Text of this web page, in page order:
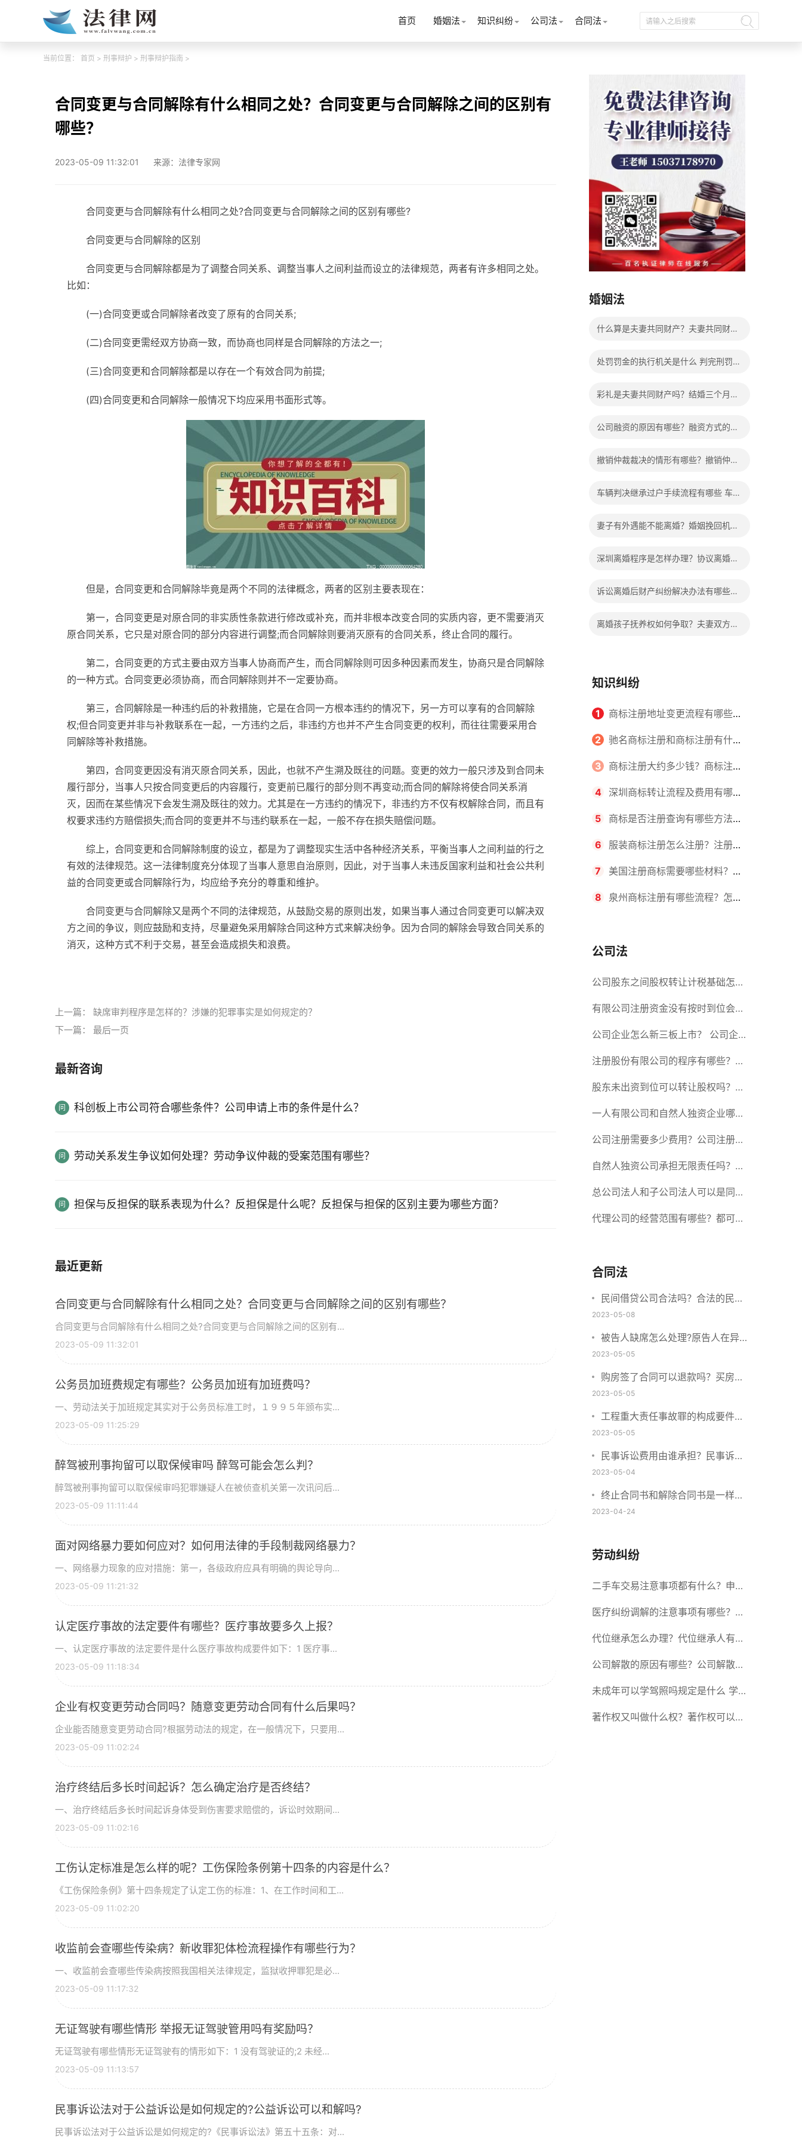
首页 婚姻法 知识纠纷 公司法 合同法
当前位置： 首页 > 刑事辩护 > 刑事辩护指南 >
合同变更与合同解除有什么相同之处？合同变更与合同解除之间的区别有
哪些？
2023-05-09 11:32:01 来源：法律专家网
合同变更与合同解除有什么相同之处?合同变更与合同解除之间的区别有哪些?
合同变更与合同解除的区别
合同变更与合同解除都是为了调整合同关系、调整当事人之间利益而设立的法律规范，两者有许多相同之处。
比如：
(一)合同变更或合同解除者改变了原有的合同关系;
(二)合同变更需经双方协商一致，而协商也同样是合同解除的方法之一;
(三)合同变更和合同解除都是以存在一个有效合同为前提;
(四)合同变更和合同解除一般情况下均应采用书面形式等。
但是，合同变更和合同解除毕竟是两个不同的法律概念，两者的区别主要表现在：
第一，合同变更是对原合同的非实质性条款进行修改或补充，而并非根本改变合同的实质内容，更不需要消灭
原合同关系，它只是对原合同的部分内容进行调整;而合同解除则要消灭原有的合同关系，终止合同的履行。
第二，合同变更的方式主要由双方当事人协商而产生，而合同解除则可因多种因素而发生，协商只是合同解除
的一种方式。合同变更必须协商，而合同解除则并不一定要协商。
第三，合同解除是一种违约后的补救措施，它是在合同一方根本违约的情况下，另一方可以享有的合同解除
权;但合同变更并非与补救联系在一起，一方违约之后，非违约方也并不产生合同变更的权利，而往往需要采用合
同解除等补救措施。
第四，合同变更因没有消灭原合同关系，因此，也就不产生溯及既往的问题。变更的效力一般只涉及到合同未
履行部分，当事人只按合同变更后的内容履行，变更前已履行的部分则不再变动;而合同的解除将使合同关系消
灭，因而在某些情况下会发生溯及既往的效力。尤其是在一方违约的情况下，非违约方不仅有权解除合同，而且有
权要求违约方赔偿损失;而合同的变更并不与违约联系在一起，一般不存在损失赔偿问题。
综上，合同变更和合同解除制度的设立，都是为了调整现实生活中各种经济关系，平衡当事人之间利益的行之
有效的法律规范。这一法律制度充分体现了当事人意思自治原则，因此，对于当事人未违反国家利益和社会公共利
益的合同变更或合同解除行为，均应给予充分的尊重和维护。
合同变更与合同解除又是两个不同的法律规范，从鼓励交易的原则出发，如果当事人通过合同变更可以解决双
方之间的争议，则应鼓励和支持，尽量避免采用解除合同这种方式来解决纷争。因为合同的解除会导致合同关系的
消灭，这种方式不利于交易，甚至会造成损失和浪费。
上一篇： 缺席审判程序是怎样的？涉嫌的犯罪事实是如何规定的？
下一篇： 最后一页
最新咨询
科创板上市公司符合哪些条件？公司申请上市的条件是什么？
劳动关系发生争议如何处理？劳动争议仲裁的受案范围有哪些？
担保与反担保的联系表现为什么？反担保是什么呢？反担保与担保的区别主要为哪些方面？
最近更新
合同变更与合同解除有什么相同之处？合同变更与合同解除之间的区别有哪些？
合同变更与合同解除有什么相同之处?合同变更与合同解除之间的区别有...
2023-05-09 11:32:01
公务员加班费规定有哪些？公务员加班有加班费吗？
一、劳动法关于加班规定其实对于公务员标准工时，１９９５年颁布实...
2023-05-09 11:25:29
醉驾被刑事拘留可以取保候审吗 醉驾可能会怎么判？
醉驾被刑事拘留可以取保候审吗犯罪嫌疑人在被侦查机关第一次讯问后...
2023-05-09 11:11:44
面对网络暴力要如何应对？如何用法律的手段制裁网络暴力？
一、网络暴力现象的应对措施：第一，各级政府应具有明确的舆论导向...
2023-05-09 11:21:32
认定医疗事故的法定要件有哪些？医疗事故要多久上报？
一、认定医疗事故的法定要件是什么医疗事故构成要件如下：1 医疗事...
2023-05-09 11:18:34
企业有权变更劳动合同吗？随意变更劳动合同有什么后果吗？
企业能否随意变更劳动合同?根据劳动法的规定，在一般情况下，只要用...
2023-05-09 11:02:24
治疗终结后多长时间起诉？怎么确定治疗是否终结？
一、治疗终结后多长时间起诉身体受到伤害要求赔偿的，诉讼时效期间...
2023-05-09 11:02:16
工伤认定标准是怎么样的呢？工伤保险条例第十四条的内容是什么？
《工伤保险条例》第十四条规定了认定工伤的标准：1、在工作时间和工...
2023-05-09 11:02:20
收监前会查哪些传染病？新收罪犯体检流程操作有哪些行为？
一、收监前会查哪些传染病按照我国相关法律规定，监狱收押罪犯是必...
2023-05-09 11:17:32
无证驾驶有哪些情形 举报无证驾驶管用吗有奖励吗？
无证驾驶有哪些情形无证驾驶有的情形如下：1 没有驾驶证的;2 未经...
2023-05-09 11:13:57
民事诉讼法对于公益诉讼是如何规定的?公益诉讼可以和解吗?
民事诉讼法对于公益诉讼是如何规定的?《民事诉讼法》第五十五条：对...
婚姻法
什么算是夫妻共同财产？夫妻共同财产
处罚罚金的执行机关是什么 判完刑罚金
彩礼是夫妻共同财产吗？结婚三个月离
公司融资的原因有哪些？融资方式的种
撤销仲裁裁决的情形有哪些？撤销仲裁
车辆判决继承过户手续流程有哪些 车辆
妻子有外遇能不能离婚？婚姻挽回机构
深圳离婚程序是怎样办理？协议离婚和
诉讼离婚后财产纠纷解决办法有哪些？
离婚孩子抚养权如何争取？夫妻双方协
知识纠纷
1 商标注册地址变更流程有哪些？
怎么提交申请书件？
2 驰名商标注册和商标注册有什么
区别？
3 商标注册大约多少钱？商标注册
查询的方式有哪些？
4 深圳商标转让流程及费用有哪些
要求？商标转让所需时间是多久？
5 商标是否注册查询有哪些方法？
有哪些步骤？
6 服装商标注册怎么注册？注册商
标流程有哪些？
7 美国注册商标需要哪些材料？美
国商标办理流程有哪些？
8 泉州商标注册有哪些流程？怎么
公司法
公司股东之间股权转让计税基础怎么
确认？公司股东之间的股权转让要符
合什么要件？
有限公司注册资金没有按时到位会怎
么样？股份有限公司设立的注册条件
公司企业怎么新三板上市？ 公司企
业新三板上市的流程
注册股份有限公司的程序有哪些？注
册股份有限公司需要提交哪些材料？
股东未出资到位可以转让股权吗？股
东未出资到位能否分红？
一人有限公司和自然人独资企业哪个
好？一人公司设立条件有哪些？
公司注册需要多少费用？公司注册需
要准备什么材料？
自然人独资公司承担无限责任吗？有
限责任公司与有限责任公司的区别
总公司法人和子公司法人可以是同一
个人吗？总公司更名分公司需要更改
代理公司的经营范围有哪些？都可以
合同法
民间借贷公司合法吗？合法的民间
借贷需要符合哪些要求？
2023-05-08
被告人缺席怎么处理?原告人在异
地怎么起诉?
2023-05-05
购房签了合同可以退款吗？买房子
定金不退该找谁？
2023-05-05
工程重大责任事故罪的构成要件是
什么？工程重大安全事故罪的处罚
标准是什么？
2023-05-05
民事诉讼费用由谁承担？民事诉讼
费用收取标准2023
2023-05-04
终止合同书和解除合同书是一样的
吗？提前终止合同算不算违约？
2023-04-24
劳动纠纷
二手车交易注意事项都有什么？申请
转移登记的现机动车所有人应当准备
哪些材料？
医疗纠纷调解的注意事项有哪些？医
疗纠纷调解有哪些方式？
代位继承怎么办理？代位继承人有赡
养的能力吗？
公司解散的原因有哪些？公司解散的
一般原因是什么意思？
未成年可以学驾照吗规定是什么 学
车考驾照的有效期限最长是多长时
著作权又叫做什么权？著作权可以继